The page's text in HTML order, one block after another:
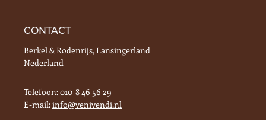
CONTACT
Berkel & Rodenrijs, Lansingerland
Nederland
Telefoon:010-8 46 56 29
E-mail:info@venivendi.nl